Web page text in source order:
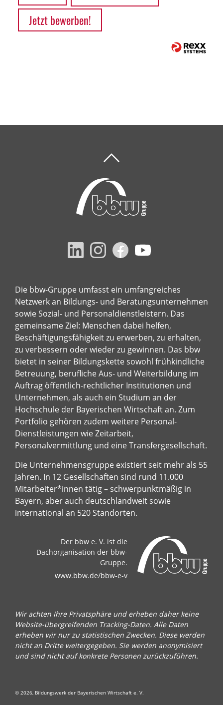
Jetzt bewerben!
Die bbw-Gruppe umfasst ein umfangreiches
Netzwerk an Bildungs- und Beratungsunternehmen
sowie Sozial- und Personaldienstleistern. Das
gemeinsame Ziel: Menschen dabei helfen,
Beschäftigungsfähigkeit zu erwerben, zu erhalten,
zu verbessern oder wieder zu gewinnen. Das bbw
bietet in seiner Bildungskette sowohl frühkindliche
Betreuung, berufliche Aus- und Weiterbildung im
Auftrag öffentlich-rechtlicher Institutionen und
Unternehmen, als auch ein Studium an der
Hochschule der Bayerischen Wirtschaft an. Zum
Portfolio gehören zudem weitere Personal-
Dienstleistungen wie Zeitarbeit,
Personalvermittlung und eine Transfergesellschaft.
Die Unternehmensgruppe existiert seit mehr als 55
Jahren. In 12 Gesellschaften sind rund 11.000
Mitarbeiter*innen tätig – schwerpunktmäßig in
Bayern, aber auch deutschlandweit sowie
international an 520 Standorten.
Der bbw e. V. ist die
Dachorganisation der bbw-
Gruppe.
www.bbw.de/bbw-e-v
Wir achten Ihre Privatsphäre und erheben daher keine
Website-übergreifenden Tracking-Daten. Alle Daten
erheben wir nur zu statistischen Zwecken. Diese werden
nicht an Dritte weitergegeben. Sie werden anonymisiert
und sind nicht auf konkrete Personen zurückzuführen.
© 2026, Bildungswerk der Bayerischen Wirtschaft e. V.